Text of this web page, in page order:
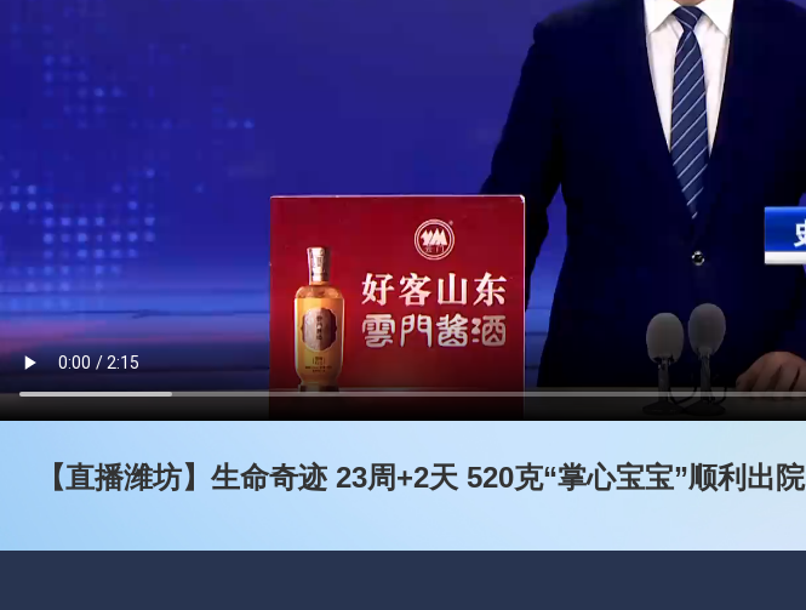
【直播潍坊】生命奇迹 23周+2天 520克“掌心宝宝”顺利出院